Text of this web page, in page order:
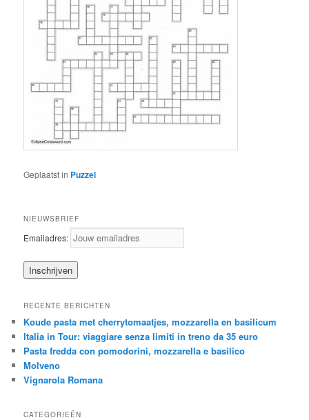
Geplaatst in Puzzel
NIEUWSBRIEF
Emailadres:
RECENTE BERICHTEN
Koude pasta met cherrytomaatjes, mozzarella en basilicum
Italia in Tour: viaggiare senza limiti in treno da 35 euro
Pasta fredda con pomodorini, mozzarella e basilico
Molveno
Vignarola Romana
CATEGORIEËN